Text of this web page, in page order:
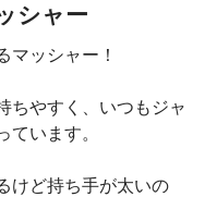
シャー
マッシャー！
ちやすく、いつもジャ
います。
けど持ち手が太いの